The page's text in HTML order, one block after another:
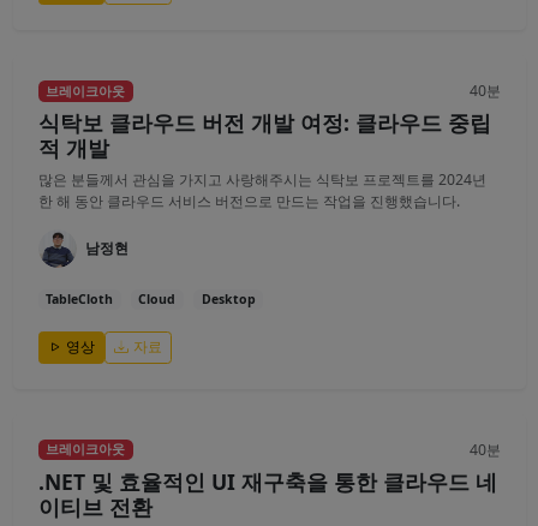
브레이크아웃 40분
식탁보 클라우드 버전 개발 여정: 클라우드 중립
적 개발
많은 분들께서 관심을 가지고 사랑해주시는 식탁보 프로젝트를 2024년
한 해 동안 클라우드 서비스 버전으로 만드는 작업을 진행했습니다.
남정현
TableCloth Cloud Desktop
영상 자료
브레이크아웃 40분
.NET 및 효율적인 UI 재구축을 통한 클라우드 네
이티브 전환